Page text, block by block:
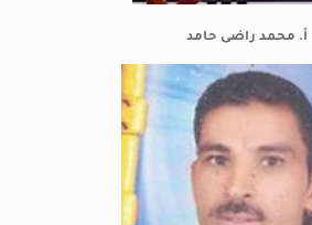
أ. محمد راضى حامد